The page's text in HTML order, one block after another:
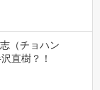
（チョハン
直樹？！